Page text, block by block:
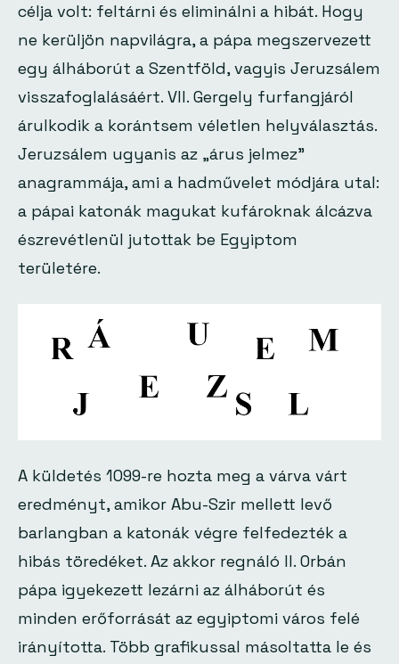
célja volt: feltárni és eliminálni a hibát. Hogy
ne kerüljön napvilágra, a pápa megszervezett
egy álháborút a Szentföld, vagyis Jeruzsálem
visszafoglalásáért. VII. Gergely furfangjáról
árulkodik a korántsem véletlen helyválasztás.
Jeruzsálem ugyanis az „árus jelmez”
anagrammája, ami a hadművelet módjára utal:
a pápai katonák magukat kufároknak álcázva
észrevétlenül jutottak be Egyiptom
területére.
A küldetés 1099-re hozta meg a várva várt
eredményt, amikor Abu-Szir mellett levő
barlangban a katonák végre felfedezték a
hibás töredéket. Az akkor regnáló II. Orbán
pápa igyekezett lezárni az álháborút és
minden erőforrását az egyiptomi város felé
irányította. Több grafikussal másoltatta le és